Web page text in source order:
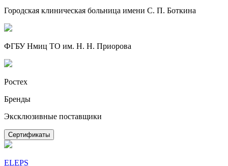
Городская клиническая больница имени С. П. Боткина
ФГБУ Нмиц ТО им. Н. Н. Приорова
Ростех
Бренды
Эксклюзивные поставщики
Сертификаты
ELEPS